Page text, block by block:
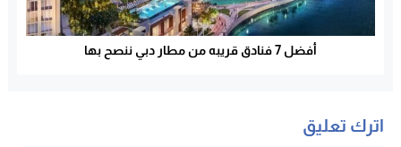
أفضل 7 فنادق قريبه من مطار دبي ننصح بها
اترك تعليق